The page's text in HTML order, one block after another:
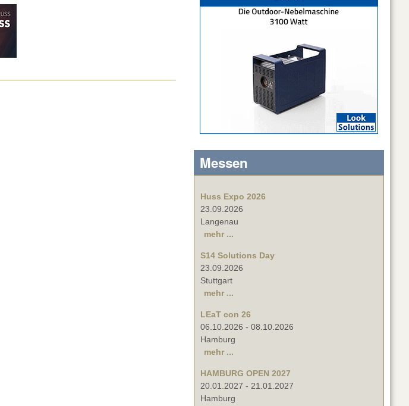
Messen
Huss Expo 2026
23.09.2026
Langenau
mehr ...
S14 Solutions Day
23.09.2026
Stuttgart
mehr ...
LEaT con 26
06.10.2026 - 08.10.2026
Hamburg
mehr ...
HAMBURG OPEN 2027
20.01.2027 - 21.01.2027
Hamburg